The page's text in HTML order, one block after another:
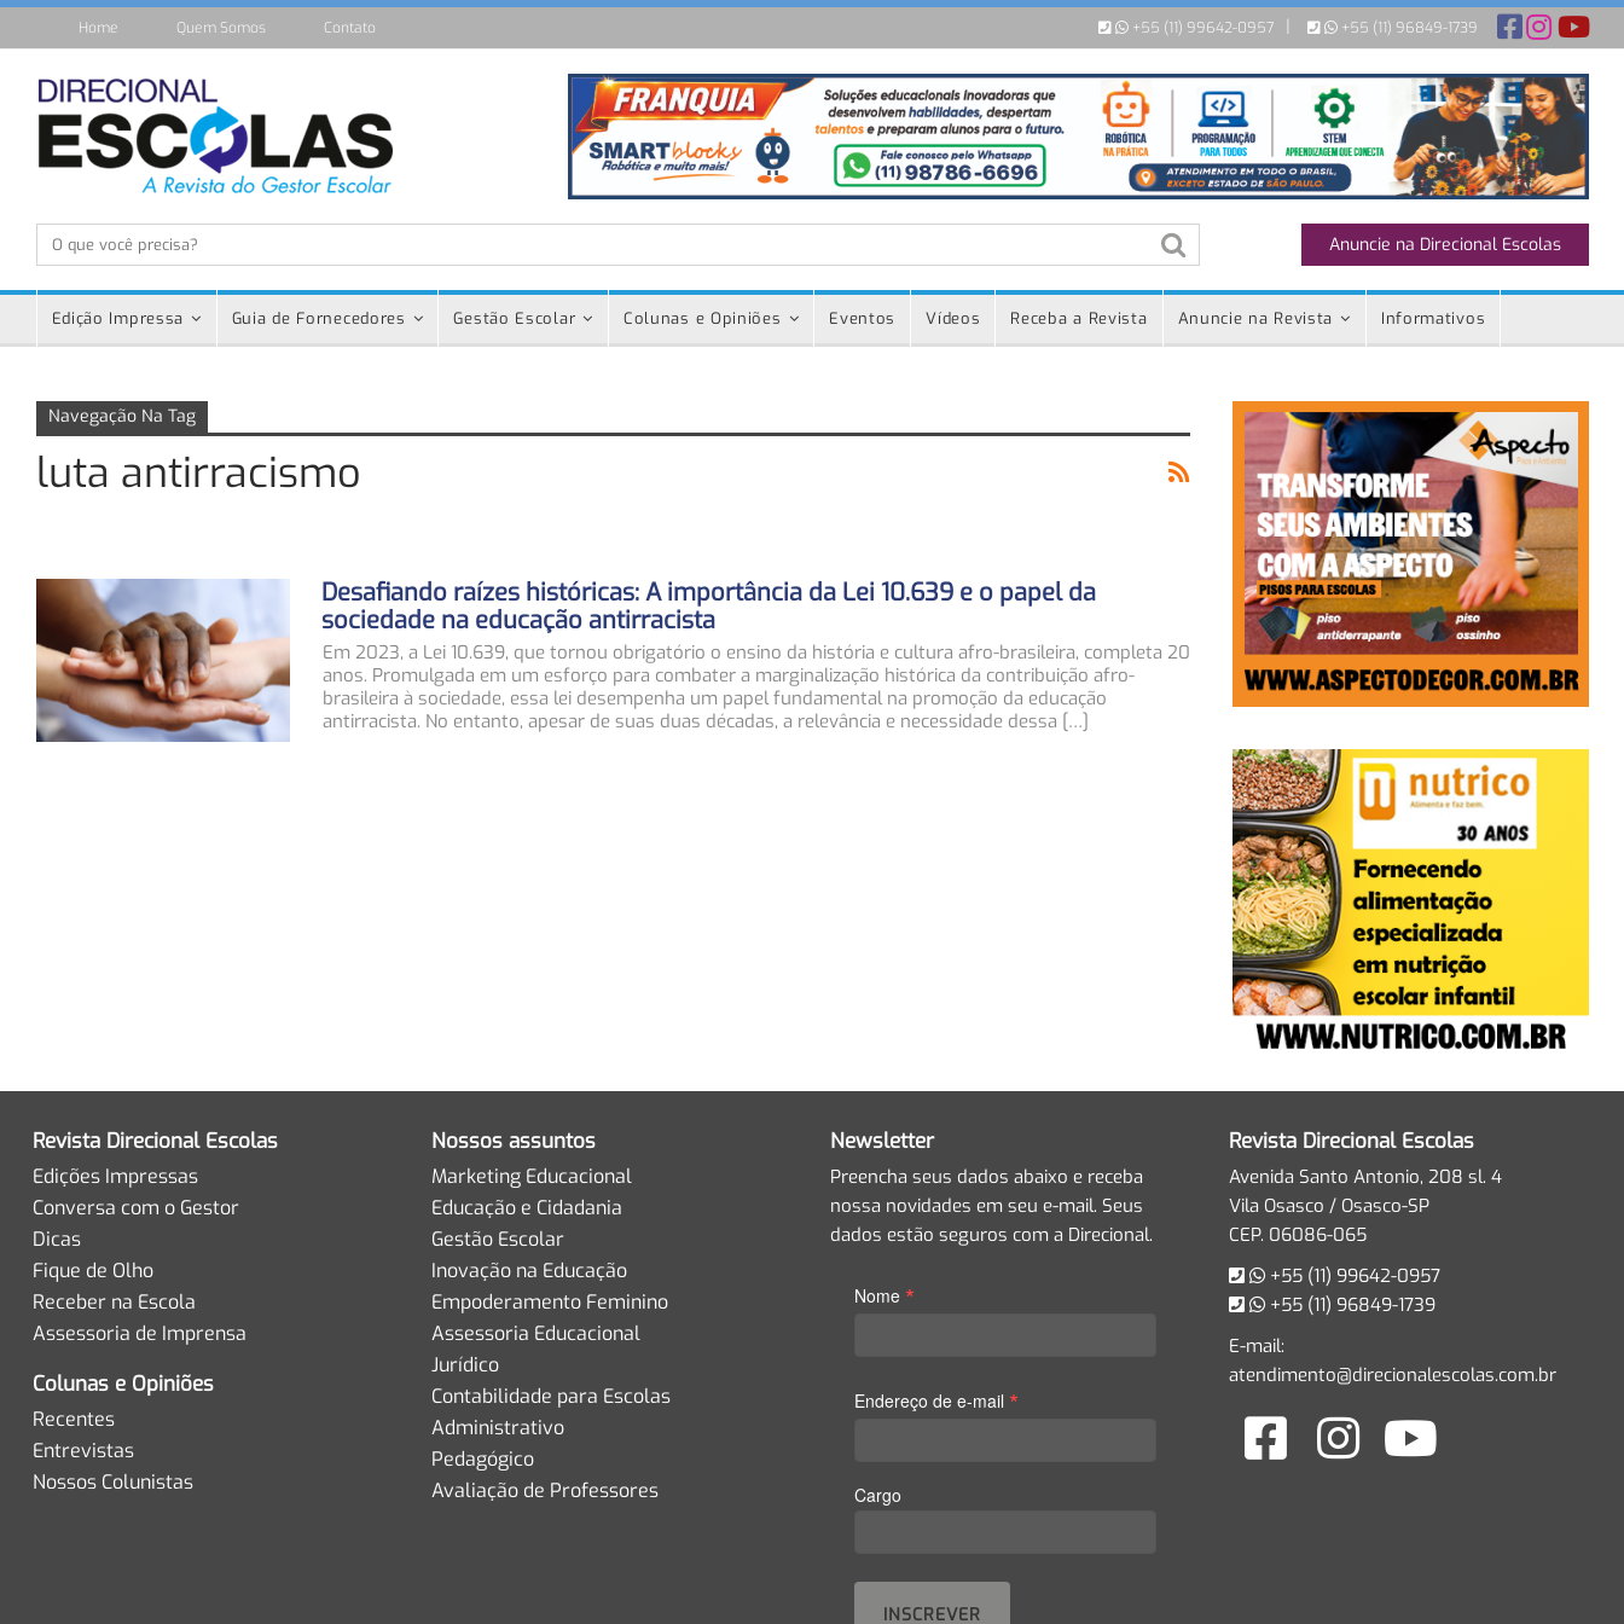
+55 (11) 99642-0957 +55 (11) 96849-1739
Home Quem Somos Contato
Anuncie na Direcional Escolas
Edição Impressa Guia de Fornecedores Gestão Escolar Colunas e Opiniões Eventos Vídeos Receba a Revista Anuncie na Revista Informativos
Navegação Na Tag
luta antirracismo
Desafiando raízes históricas: A importância da Lei 10.639 e o papel da
sociedade na educação antirracista
Em 2023, a Lei 10.639, que tornou obrigatório o ensino da história e cultura afro-brasileira, completa 20
anos. Promulgada em um esforço para combater a marginalização histórica da contribuição afro-
brasileira à sociedade, essa lei desempenha um papel fundamental na promoção da educação
antirracista. No entanto, apesar de suas duas décadas, a relevância e necessidade dessa […]
Revista Direcional Escolas
Edições Impressas
Conversa com o Gestor
Dicas
Fique de Olho
Receber na Escola
Assessoria de Imprensa
Colunas e Opiniões
Recentes
Entrevistas
Nossos Colunistas
Nossos assuntos
Marketing Educacional
Educação e Cidadania
Gestão Escolar
Inovação na Educação
Empoderamento Feminino
Assessoria Educacional
Jurídico
Contabilidade para Escolas
Administrativo
Pedagógico
Avaliação de Professores
Newsletter
Preencha seus dados abaixo e receba
nossa novidades em seu e-mail. Seus
dados estão seguros com a Direcional.
Nome *
Endereço de e-mail *
Cargo
Revista Direcional Escolas
Avenida Santo Antonio, 208 sl. 4
Vila Osasco / Osasco-SP
CEP. 06086-065
+55 (11) 99642-0957
+55 (11) 96849-1739
E-mail:
atendimento@direcionalescolas.com.br